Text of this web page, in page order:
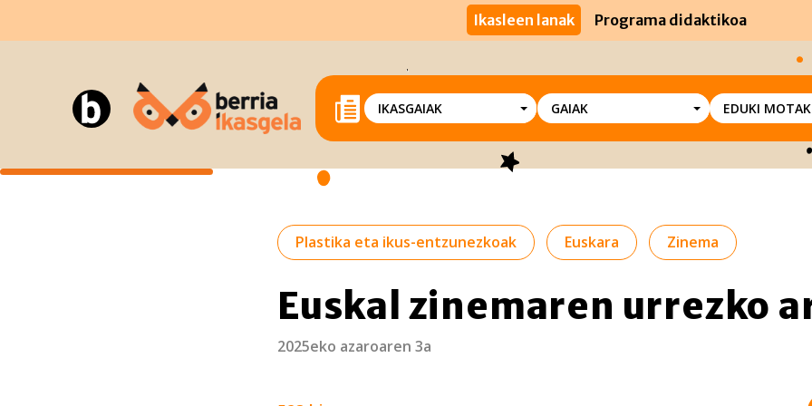
Ikasleen lanak Programa didaktikoa
IKASGAIAK GAIAK EDUKI MOTAK
Plastika eta ikus-entzunezkoak Euskara Zinema
Euskal zinemaren urrezko
2025eko azaroaren 3a